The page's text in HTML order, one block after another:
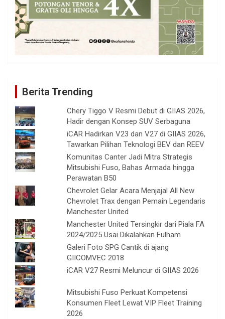
Berita Trending
Chery Tiggo V Resmi Debut di GIIAS 2026,
Hadir dengan Konsep SUV Serbaguna
iCAR Hadirkan V23 dan V27 di GIIAS 2026,
Tawarkan Pilihan Teknologi BEV dan REEV
Komunitas Canter Jadi Mitra Strategis
Mitsubishi Fuso, Bahas Armada hingga
Perawatan B50
Chevrolet Gelar Acara Menjajal All New
Chevrolet Trax dengan Pemain Legendaris
Manchester United
Manchester United Tersingkir dari Piala FA
2024/2025 Usai Dikalahkan Fulham
Galeri Foto SPG Cantik di ajang
GIICOMVEC 2018
iCAR V27 Resmi Meluncur di GIIAS 2026
Mitsubishi Fuso Perkuat Kompetensi
Konsumen Fleet Lewat VIP Fleet Training
2026